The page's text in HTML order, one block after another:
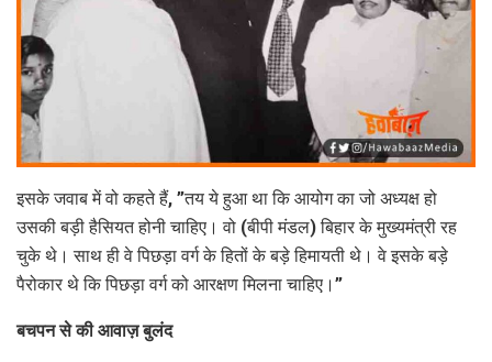
इसके जवाब में वो कहते हैं, ”तय ये हुआ था कि आयोग का जो अध्यक्ष हो
उसकी बड़ी हैसियत होनी चाहिए। वो (बीपी मंडल) बिहार के मुख्यमंत्री रह
चुके थे। साथ ही वे पिछड़ा वर्ग के हितों के बड़े हिमायती थे। वे इसके बड़े
पैरोकार थे कि पिछड़ा वर्ग को आरक्षण मिलना चाहिए।”
बचपन से की आवाज़ बुलंद